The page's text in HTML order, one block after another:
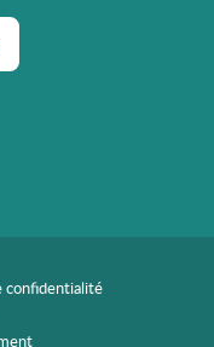
confidentialité